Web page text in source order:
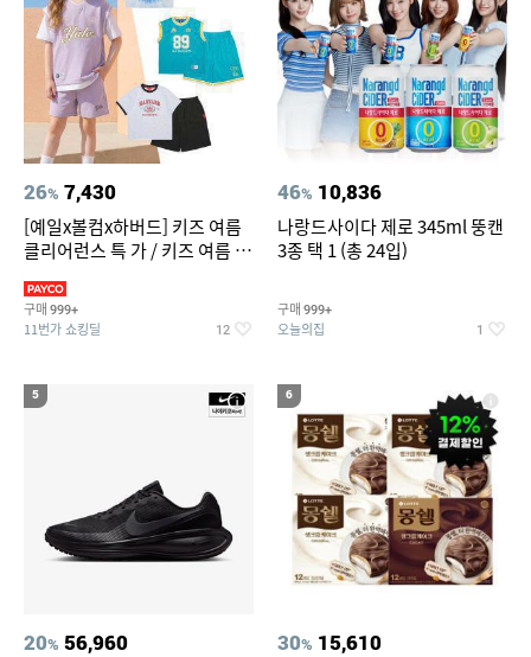
26% 7,430
[예일x볼컴x하버드] 키즈 여름
클리어런스 특 가 / 키즈 여름 수
구매 999+
11번가 쇼킹딜 12
46% 10,836
나랑드사이다 제로 345ml 뚱캔
3종 택 1 (총 24입)
구매 999+
오늘의집 1
5
20% 56,960
6
30% 15,610